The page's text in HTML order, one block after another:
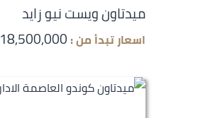
ميدتاون ويست نيو زايد
اسعار تبدأ من : 18,500,000 جنية